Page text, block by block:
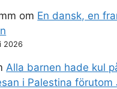
om En dansk, en
2026
Alla barnen hade kul
i Palestina förutom